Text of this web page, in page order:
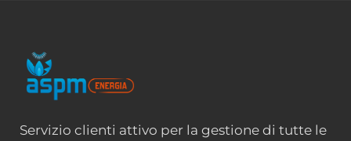
Servizio clienti attivo per la gestione di tutte le